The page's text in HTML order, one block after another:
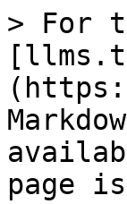
> For
page